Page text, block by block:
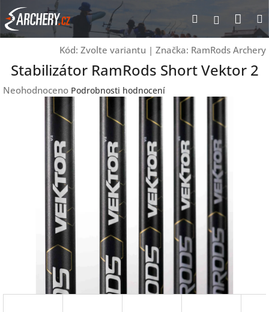
Přejít
na
obsah
Hledat
Kód: Zvolte variantu | Značka: RamRods Archery
Stabilizátor RamRods Short Vektor 2
Průměrné
Neohodnoceno Podrobnosti hodnocení